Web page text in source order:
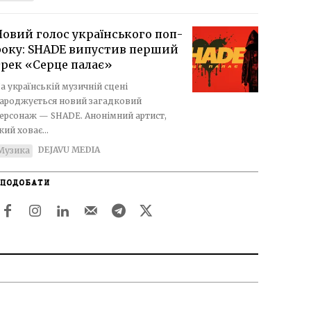
голос українського поп-
SHADE випустив перший
«Серце палає»
українській музичній сцені
новий загадковий
— SHADE. Анонімний артист,
ховає...
DEJAVU MEDIA